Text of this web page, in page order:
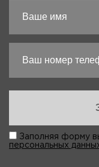
Заполняя форму
персональных